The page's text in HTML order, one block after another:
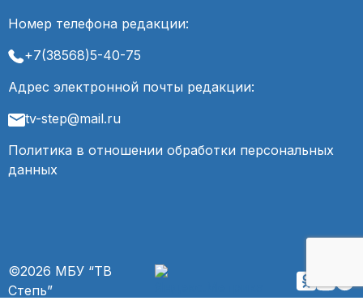
Номер телефона редакции:
+7(38568)5-40-75
Адрес электронной почты редакции:
tv-step@mail.ru
Политика в отношении обработки персональных
данных
©2026 МБУ “ТВ
Степь”